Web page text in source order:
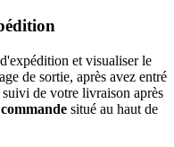
et visualiser le
de sortie, après avez entré
de votre livraison après
situé au haut de